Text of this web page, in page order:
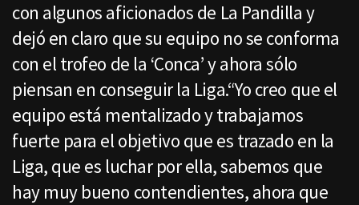
con algunos aficionados de La Pandilla y
dejó en claro que su equipo no se conforma
con el trofeo de la ‘Conca’ y ahora sólo
piensan en conseguir la Liga.“Yo creo que el
equipo está mentalizado y trabajamos
fuerte para el objetivo que es trazado en la
Liga, que es luchar por ella, sabemos que
hay muy bueno contendientes, ahora que